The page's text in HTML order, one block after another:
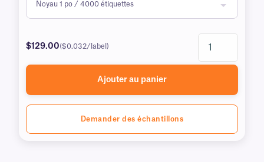
$129.00($0.032/label)
Ajouter au panier
Demander des échantillons